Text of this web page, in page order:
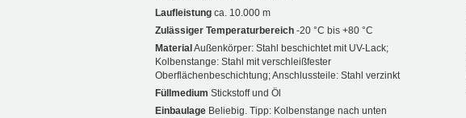
Laufleistung ca. 10.000 m
Zulässiger Temperaturbereich -20 °C bis +80 °C
Material Außenkörper: Stahl beschichtet mit UV-Lack;
Kolbenstange: Stahl mit verschleißfester
Oberflächenbeschichtung; Anschlussteile: Stahl verzinkt
Füllmedium Stickstoff und Öl
Einbaulage Beliebig. Tipp: Kolbenstange nach unten